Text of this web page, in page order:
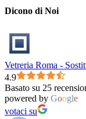
Dicono di Noi
Vetreria Roma -
4.9
Basato su 25
powered by Google
votaci su